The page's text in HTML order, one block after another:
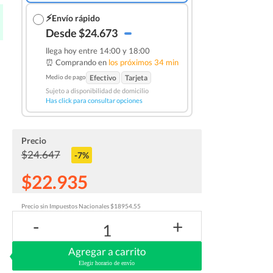
⚡Envío rápido
Desde $24.673
llega hoy entre 14:00 y 18:00
⏰ Comprando en los próximos 34 min
Medio de pago Efectivo Tarjeta
Sujeto a disponibilidad de domicilio
Has click para consultar opciones
Precio
$24.647 -7%
$22.935
Precio sin Impuestos Nacionales $18954.55
- 1 +
Agregar a carrito
Elegir horario de envío